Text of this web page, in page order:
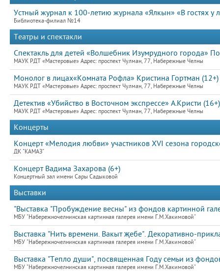
Устный журнал к 100-летию журнала «Ялкын» «В гостях у
Библиотека-филиал №14
Театры и спектакли
Спектакль для детей «Волшебник Изумрудного города»
МАУК РДТ «Мастеровые» Адрес: проспект Чулман, 77, Набережные Челны
Монолог в лицах«Комната Рофла» Кристина Гортман (12+)
МАУК РДТ «Мастеровые» Адрес: проспект Чулман, 77, Набережные Челны
Детектив «Убийство в Восточном экспрессе» А.Кристи (16+)
МАУК РДТ «Мастеровые» Адрес: проспект Чулман, 77, Набережные Челны
Концерты
Концерт «Мелодия любви» участников XVI сезона
ДК "КАМАЗ"
Концерт Вадима Захарова (6+)
Концертный зал имени Сары Садыковой
Выставки
"Выставка "Пробуждение весны" из фондов картинной
МБУ "Набережночелнинская картинная галерея имени Г.М.Хакимовой"
Выставка "Нить времени. Вакыт җебе". Декоративно-
МБУ "Набережночелнинская картинная галерея имени Г.М.Хакимовой"
Выставка "Тепло души", посвященная Году семьи из
МБУ "Набережночелнинская картинная галерея имени Г.М.Хакимовой"